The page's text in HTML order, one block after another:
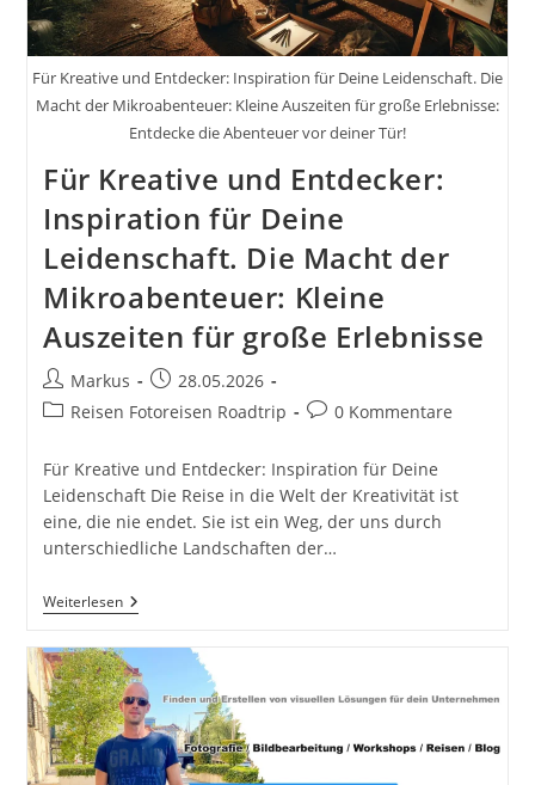
Fotografie
Für Kreative und Entdecker: Inspiration für Deine Leidenschaft. Die
Macht der Mikroabenteuer: Kleine Auszeiten für große Erlebnisse:
Entdecke die Abenteuer vor deiner Tür!
Für Kreative und Entdecker:
Inspiration für Deine
Leidenschaft. Die Macht der
Mikroabenteuer: Kleine
Auszeiten für große Erlebnisse
Beitrags-
Autor:
Markus
Beitrag
veröffentlicht:
28.05.2026
Beitrags-
Reisen Fotoreisen Roadtrip
Beitrags-
0 Kommentare
Für Kreative und Entdecker: Inspiration für Deine
Leidenschaft Die Reise in die Welt der Kreativität ist
eine, die nie endet. Sie ist ein Weg, der uns durch
unterschiedliche Landschaften der…
WeiterlesenFür
Kreative
Entdecker:
Inspiration
Für
Deine
Leidenschaft.
Die
Macht